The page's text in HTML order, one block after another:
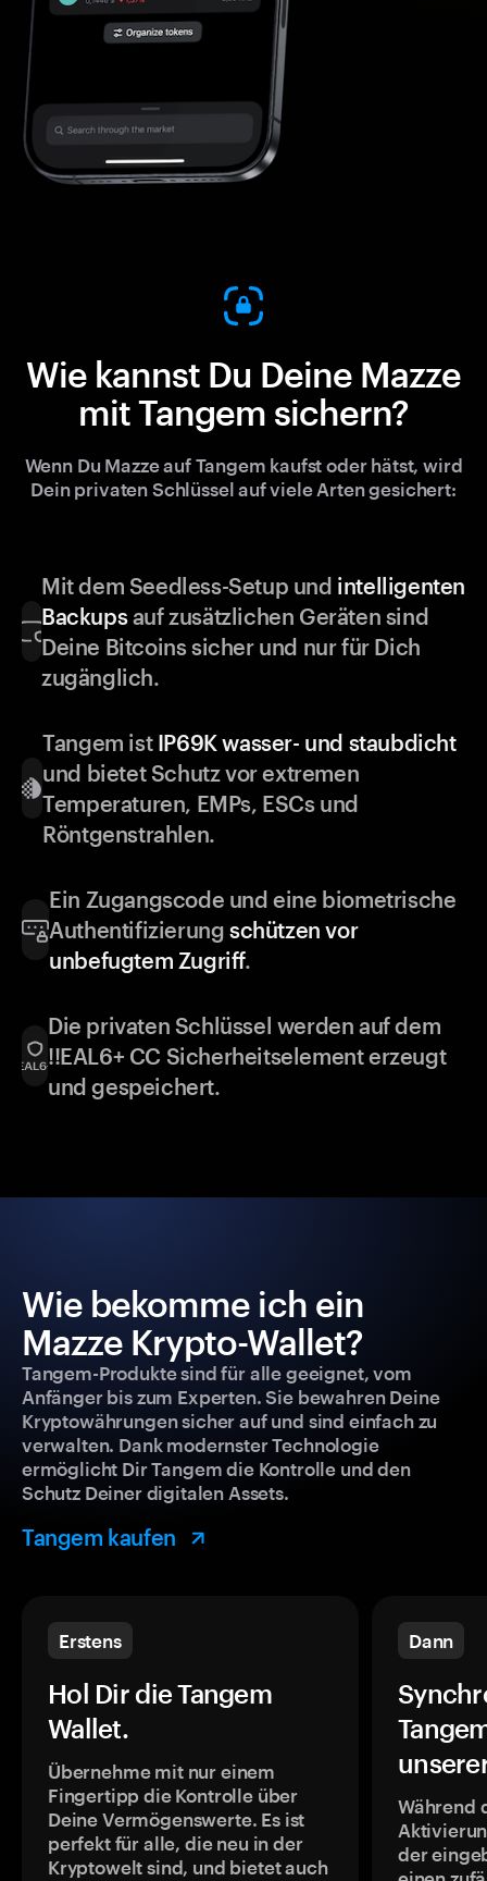
Wie kannst Du Deine Mazze
mit Tangem sichern?
Wenn Du Mazze auf Tangem kaufst oder hätst, wird
Dein privaten Schlüssel auf viele Arten gesichert:
Mit dem Seedless-Setup und intelligenten
Backupsauf zusätzlichen Geräten sind
Deine Bitcoins sicher und nur für Dich
zugänglich.
Tangem ist IP69K wasser- und staubdicht
und bietet Schutz vor extremen
Temperaturen, EMPs, ESCs und
Röntgenstrahlen.
Ein Zugangscode und eine biometrische
Authentifizierung schützen vor
unbefugtem Zugriff.
Die privaten Schlüssel werden auf dem
!!EAL6+ CC Sicherheitselement erzeugt
und gespeichert.
Wie bekomme ich ein
Mazze Krypto-Wallet?
Tangem-Produkte sind für alle geeignet, vom
Anfänger bis zum Experten. Sie bewahren Deine
Kryptowährungen sicher auf und sind einfach zu
verwalten. Dank modernster Technologie
ermöglicht Dir Tangem die Kontrolle und den
Schutz Deiner digitalen Assets.
Tangem kaufen
Erstens
Hol Dir die Tangem
Wallet.
Übernehme mit nur einem
Fingertipp die Kontrolle über
Deine Vermögenswerte. Es ist
perfekt für alle, die neu in der
Kryptowelt sind, und bietet auch
Dann
Während
der